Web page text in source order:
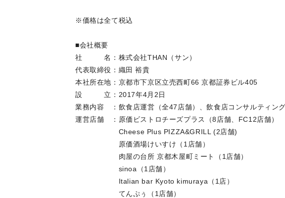
※価格は全て税込
■会社概要
社 名：株式会社THAN（
代表取締役：織田 裕貴
本社所在地：京都市下京区立売西町66 京都証券ビル
設 立：2017年4月2日
業務内容 ：飲食店運営（全47店舗）、飲食店コンサルティン
運営店舗 ：原価ビストロチーズプラス（8店舗、FC12店
Cheese Plus PIZZA&GRILL (2店舗)
原価酒場けいすけ（1店舗）
肉屋の台所 京都木屋町ミート（1店舗）
sinoa（1店舗）
Italian bar Kyoto kimuraya（1店）
てんぷぅ（1店舗）